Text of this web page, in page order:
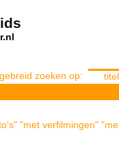
zoeken op: titel
"met verfilmingen"